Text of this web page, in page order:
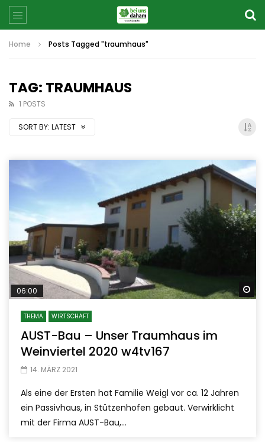
Home Posts Tagged "traumhaus"
TAG: TRAUMHAUS
1 POSTS
SORT BY: LATEST
06:00
THEMA WIRTSCHAFT
AUST-Bau – Unser Traumhaus im
Weinviertel 2020 w4tv167
14. MÄRZ 2021
Als eine der Ersten hat Familie Weigl vor ca. 12 Jahren
ein Passivhaus, in Stützenhofen gebaut. Verwirklicht
mit der Firma AUST-Bau,...